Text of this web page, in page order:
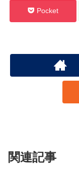
Pocket
関連記事